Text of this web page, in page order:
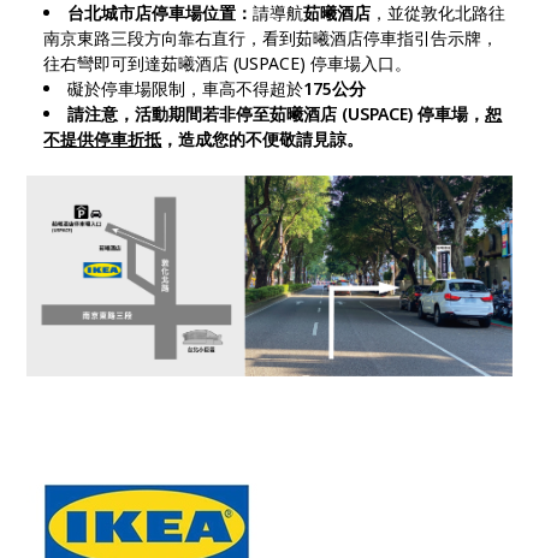
台北城市店停車場位置：請導航茹曦酒店 ，並從敦化北路往
南京東路三段方向靠右直行，看到茹曦酒店停車指引告示牌，
往右彎即可到達茹曦酒店 (USPACE) 停車場入口。
礙於停車場限制，車高不得超於175公分
請注意，活動期間若非停至茹曦酒店 (USPACE) 停車場，恕
不提供停車折抵 ，造成您的不便敬請見諒。